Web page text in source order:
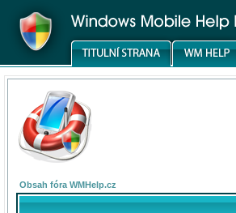
Obsah fóra WMHelp.cz